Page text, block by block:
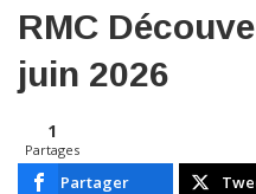
RMC
juin 2026
1
Partages
Partager